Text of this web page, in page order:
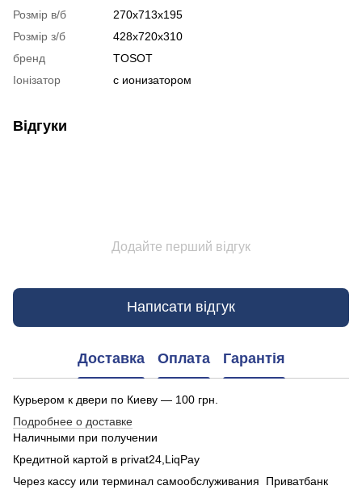
Розмір в/б
270x713x195
Розмір з/б
428x720x310
бренд
TOSOT
Іонізатор
с ионизатором
Відгуки
Додайте перший відгук
Написати відгук
Доставка Оплата Гарантія
Курьером к двери по Киеву — 100 грн.
Подробнее о доставке
Наличными при получении
Кредитной картой в privat24,LiqPay
Через кассу или терминал самообслуживания Приватбанк